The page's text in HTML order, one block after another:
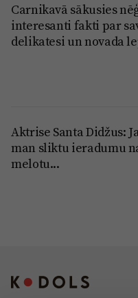
Carnikavā sākusies
interesanti fakti par
delikatesi un novada
Aktrise Santa Didžus:
man sliktu ieradumu
melotu...